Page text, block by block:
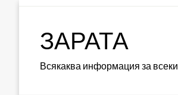
ЗАРАТА
Всякаква информация за всеки